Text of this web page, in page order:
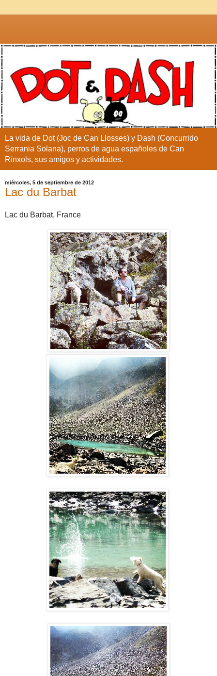
La vida de Dot (Joc de Can Llosses) y Dash (Concurrido
Serrania Solana), perros de agua españoles de Can
Rínxols, sus amigos y actividades.
miércoles, 5 de septiembre de 2012
Lac du Barbat
Lac du Barbat, France